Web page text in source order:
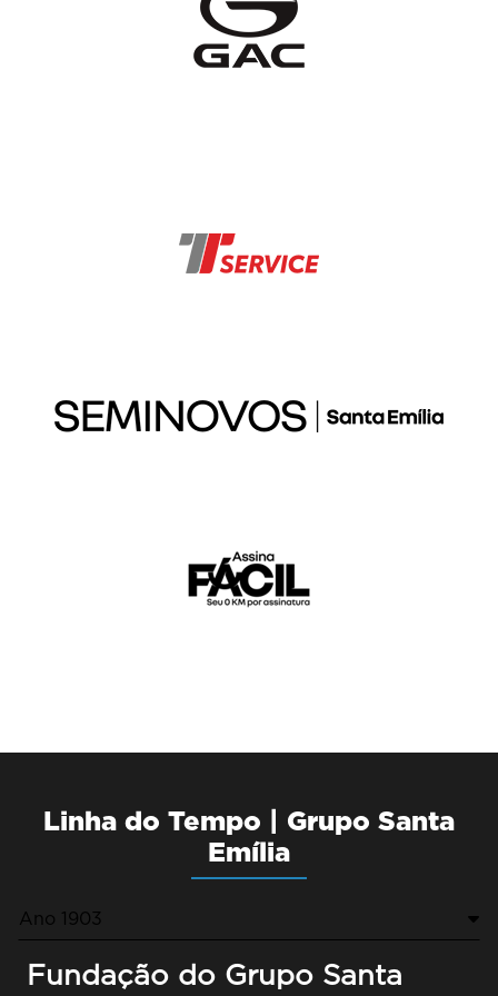
Linha do Tempo | Grupo Santa
Emília
Ano 1903
Fundação do Grupo Santa